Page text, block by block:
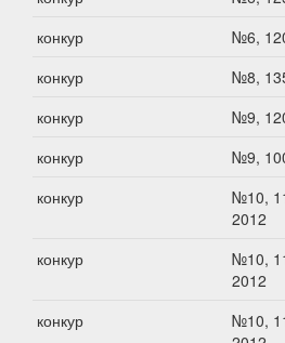
конкур
№6,
конкур
№8,
конкур
№9,
конкур
№9,
конкур
№10,
2012
конкур
№10,
2012
конкур
№10,